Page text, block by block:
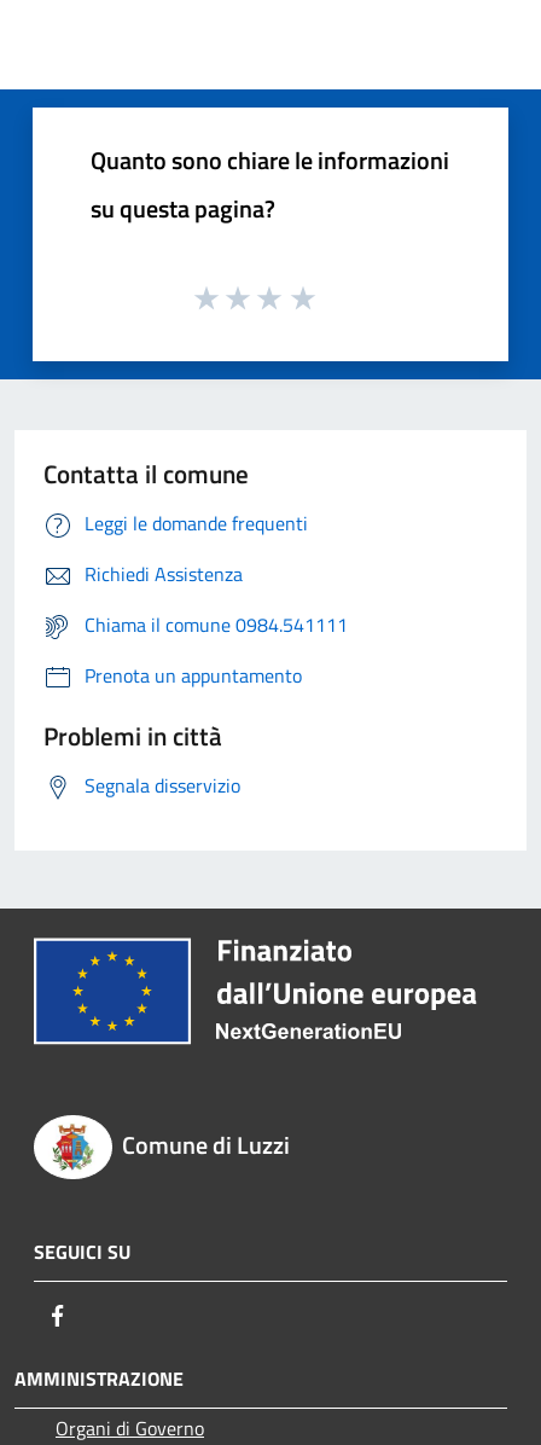
Quanto sono chiare le informazioni
su questa pagina?
Contatta il comune
Leggi le domande frequenti
Richiedi Assistenza
Chiama il comune 0984.541111
Prenota un appuntamento
Problemi in città
Segnala disservizio
Comune di Luzzi
SEGUICI SU
AMMINISTRAZIONE
Organi di Governo